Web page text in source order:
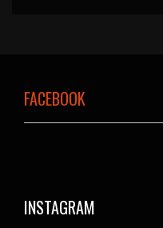
FACEBOOK
INSTAGRAM